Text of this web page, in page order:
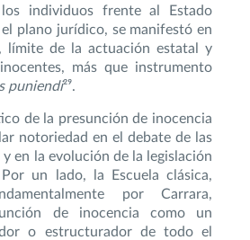
individuos frente al Estado
plano jurídico, se manifestó en
límite de la actuación estatal y
más que instrumento
puniendi²⁹.
de la presunción de inocencia
notoriedad en el debate de las
y en la evolución de la legislación
un lado, la Escuela clásica,
por Carrara,
de inocencia como un
o estructurador de todo el